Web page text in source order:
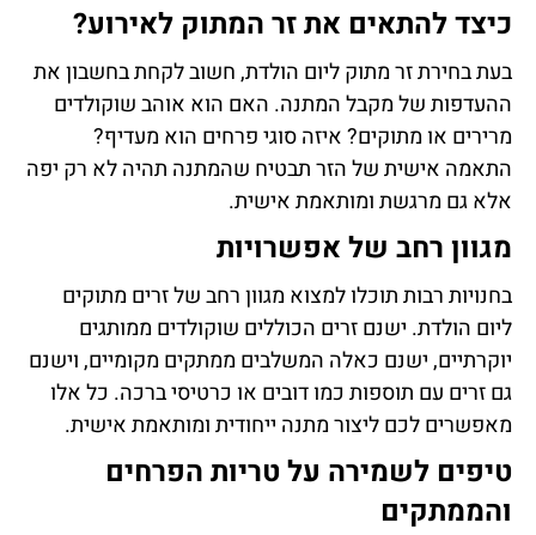
כיצד להתאים אתזר המתוק לאירוע?
בעת בחירת זר מתוק ליום הולדת, חשוב לקחת בחשבון את
ההעדפות של מקבל המתנה. האם הוא אוהב שוקולדים
מרירים או מתוקים? איזה סוגי פרחים הוא מעדיף?
התאמה אישית של הזר תבטיח שהמתנה תהיה לא רק יפה
אלא גם מרגשת ומותאמת אישית.
מגוון רחב של אפשרויות
בחנויות רבות תוכלו למצוא מגוון רחב של זרים מתוקים
ליום הולדת. ישנם זרים הכוללים שוקולדים ממותגים
יוקרתיים, ישנם כאלה המשלבים ממתקים מקומיים, וישנם
גם זרים עם תוספות כמו דובים או כרטיסי ברכה. כל אלו
מאפשרים לכם ליצור מתנה ייחודית ומותאמת אישית.
טיפים לשמירה על טריות הפרחים
והממתקים